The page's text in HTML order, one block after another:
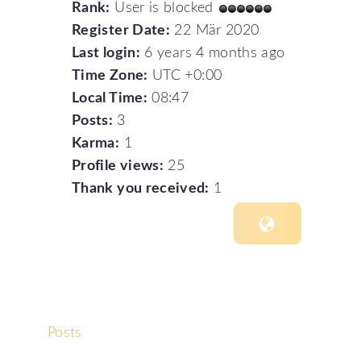
Rank: User is blocked
Register Date: 22 Mär 2020
Last login: 6 years 4 months ago
Time Zone: UTC +0:00
Local Time: 08:47
Posts: 3
Karma: 1
Profile views: 25
Thank you received: 1
Posts